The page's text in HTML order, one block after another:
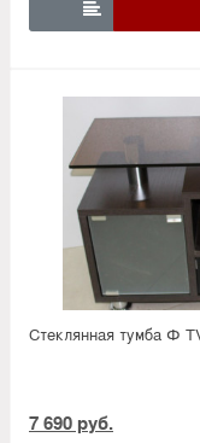

Стеклянная тумба Ф
7 690 руб.